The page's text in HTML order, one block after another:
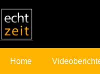
Home